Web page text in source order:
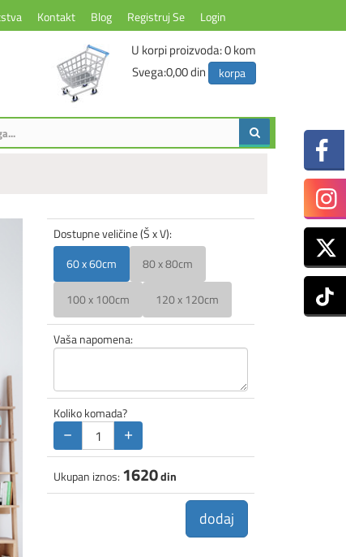
Kontakt Blog Registruj Se Login
U korpi proizvoda:0kom
Svega:0,00 din korpa
Dostupne veličine (Š x V):
60 x 60cm
80 x 80cm
100 x 100cm 120 x 120cm
Vaša napomena:
Koliko komada?
− +
Ukupan iznos: 1620din
dodaj